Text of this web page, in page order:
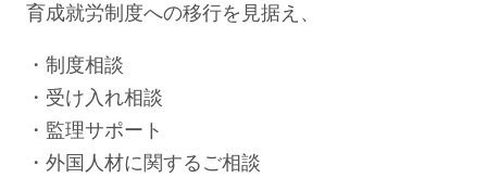
育成就労制度への移行を見据え、
・制度相談
・受け入れ相談
・監理サポート
・外国人材に関するご相談